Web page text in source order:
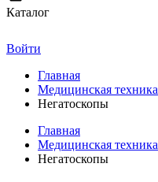
Каталог
Войти
Главная
Медицинская техника
Негатоскопы
Главная
Медицинская техника
Негатоскопы